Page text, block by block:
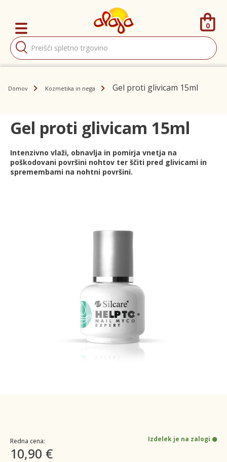
Products
search
0
Domov Kozmetika in nega Gel proti glivicam 15ml
Gel proti glivicam 15ml
Intenzivno vlaži, obnavlja in pomirja vnetja na
poškodovani površini nohtov ter ščiti pred glivicami in
spremembami na nohtni površini.
Redna cena:
10,90 €
Izdelek je na zalogi